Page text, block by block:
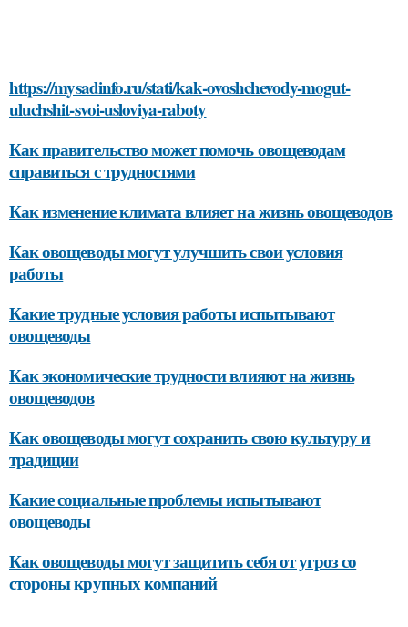
https://mysadinfo.ru/stati/kak-ovoshchevody-mogut-
uluchshit-svoi-usloviya-raboty
Как правительство может помочь овощеводам
справиться с трудностями
Как изменение климата влияет на жизнь овощеводов
Как овощеводы могут улучшить свои условия
работы
Какие трудные условия работы испытывают
овощеводы
Как экономические трудности влияют на жизнь
овощеводов
Как овощеводы могут сохранить свою культуру и
традиции
Какие социальные проблемы испытывают
овощеводы
Как овощеводы могут защитить себя от угроз со
стороны крупных компаний